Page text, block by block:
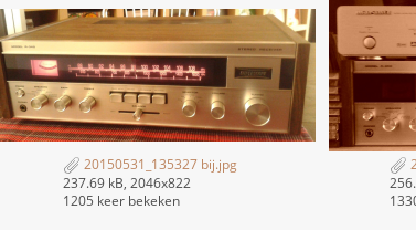
20150531_135327 bij.jpg
237.69 kB, 2046x822
1205 keer bekeken